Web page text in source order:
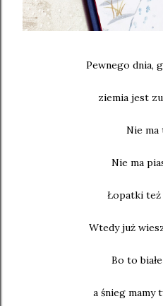
Pewnego dnia,
ziemia jest
Nie ma
Nie ma
Łopatki też
Wtedy już
Bo to
a śnieg mamy